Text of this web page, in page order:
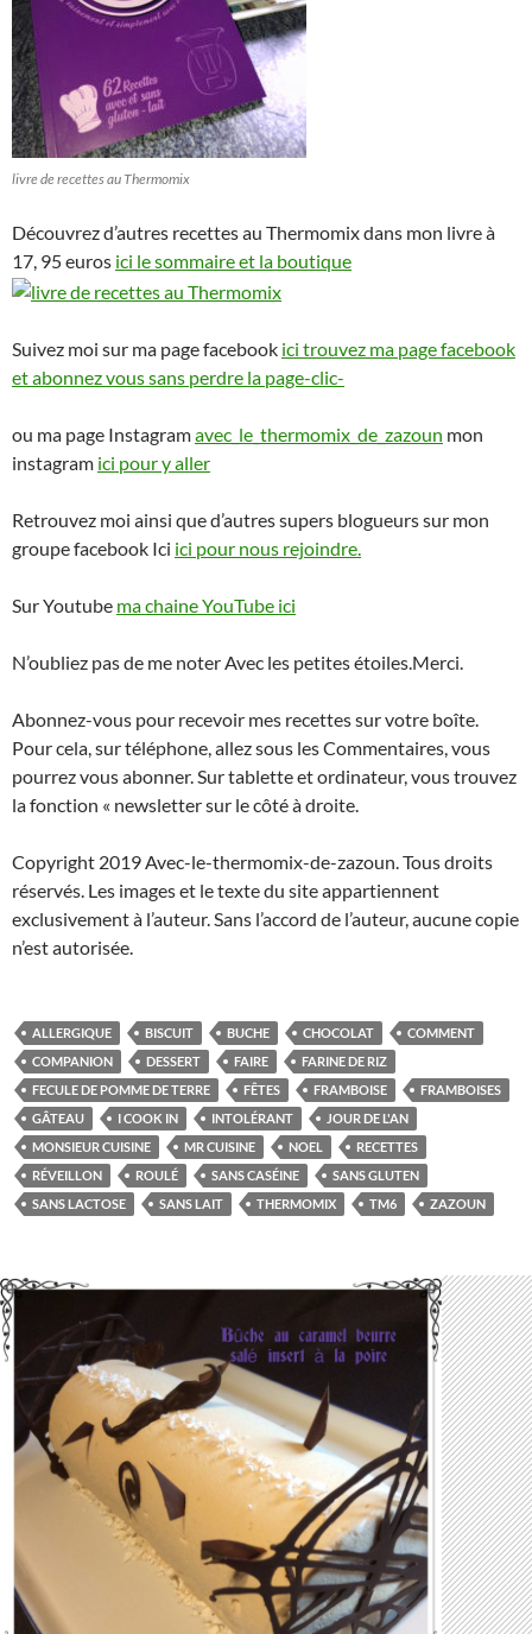
livre de recettes au Thermomix
Découvrez d’autres recettes au Thermomix dans mon livre à
17, 95 euros ici le sommaire et la boutique
Suivez moi sur ma page facebook ici trouvez ma page facebook
et abonnez vous sans perdre la page-clic-
ou ma page Instagramavec_le_thermomix_de_zazoun mon
instagram ici pour y aller
Retrouvez moi ainsi que d’autres supers blogueurs sur mon
groupe facebook Ici ici pour nous rejoindre.
Sur Youtube ma chaine YouTube ici
N’oubliez pas de me noter Avec les petites étoiles.Merci.
Abonnez-vous pour recevoir mes recettes sur votre boîte.
Pour cela, sur téléphone, allez sous les Commentaires, vous
pourrez vous abonner. Sur tablette et ordinateur, vous trouvez
la fonction « newsletter sur le côté à droite.
Copyright 2019 Avec-le-thermomix-de-zazoun. Tous droits
réservés. Les images et le texte du site appartiennent
exclusivement à l’auteur. Sans l’accord de l’auteur, aucune copie
n’est autorisée.
ALLERGIQUE BISCUIT BUCHE CHOCOLAT
COMMENT
COMPANION
DESSERT FAIRE
FARINE DE RIZ
FECULE DE POMME DE TERRE
FÊTES FRAMBOISE
FRAMBOISES
GÂTEAU
I COOK IN INTOLÉRANT
JOUR DE L'AN
MONSIEUR CUISINE
MR CUISINE NOEL
RECETTES
RÉVEILLON
ROULÉ SANS CASÉINE
SANS GLUTEN
SANS LACTOSE
SANS LAIT THERMOMIX TM6 ZAZOUN